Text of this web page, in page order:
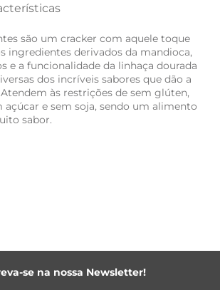
são um cracker com aquele toque
ingredientes derivados da mandioca,
e a funcionalidade da linhaça dourada
dos incríveis sabores que dão a
às restrições de sem glúten,
açúcar e sem soja, sendo um alimento
sabor.
se na nossa Newsletter!